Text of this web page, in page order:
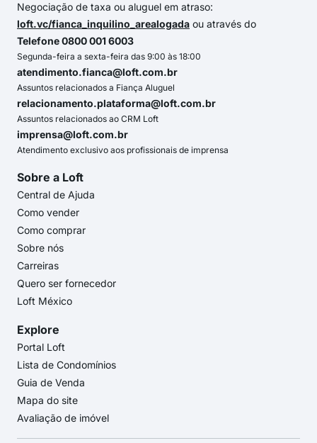
Negociação de taxa ou aluguel em atraso:
loft.vc/fianca_inquilino_arealogada ou através do
Telefone 0800 001 6003
Segunda-feira a sexta-feira das 9:00 às 18:00
atendimento.fianca@loft.com.br
Assuntos relacionados a Fiança Aluguel
relacionamento.plataforma@loft.com.br
Assuntos relacionados ao CRM Loft
imprensa@loft.com.br
Atendimento exclusivo aos profissionais de imprensa
Sobre a Loft
Central de Ajuda
Como vender
Como comprar
Sobre nós
Carreiras
Quero ser fornecedor
Loft México
Explore
Portal Loft
Lista de Condomínios
Guia de Venda
Mapa do site
Avaliação de imóvel